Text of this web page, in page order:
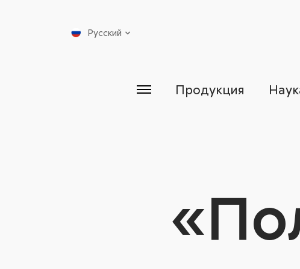
Русский
Продукция